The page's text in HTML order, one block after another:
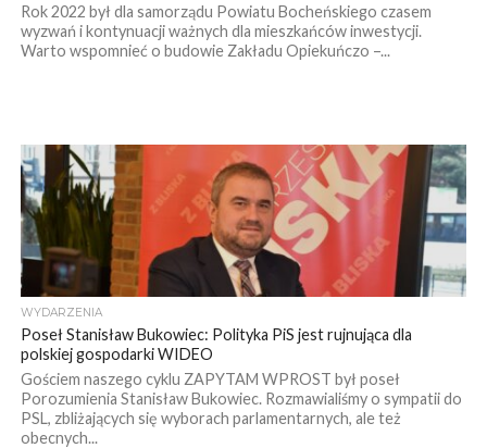
Rok 2022 był dla samorządu Powiatu Bocheńskiego czasem
wyzwań i kontynuacji ważnych dla mieszkańców inwestycji.
Warto wspomnieć o budowie Zakładu Opiekuńczo –...
WYDARZENIA
Poseł Stanisław Bukowiec: Polityka PiS jest rujnująca dla
polskiej gospodarki WIDEO
Gościem naszego cyklu ZAPYTAM WPROST był poseł
Porozumienia Stanisław Bukowiec. Rozmawialiśmy o sympatii do
PSL, zbliżających się wyborach parlamentarnych, ale też
obecnych...